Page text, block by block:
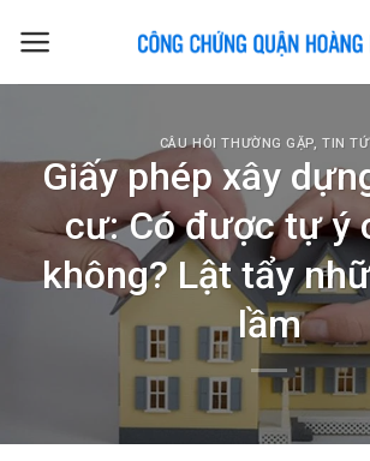
CÂU HỎI THƯỜNG GẶP,TIN
Giấy phép xây
cư: Có được tự ý
không? Lật tẩy
lầm